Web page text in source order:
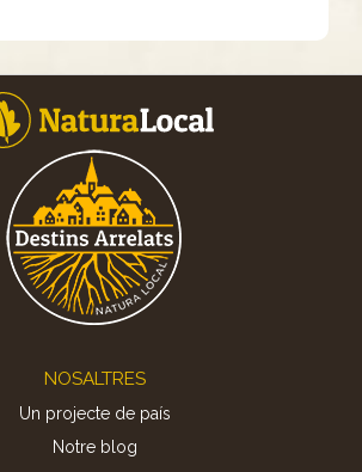
NOSALTRES
Un projecte de país
Notre blog